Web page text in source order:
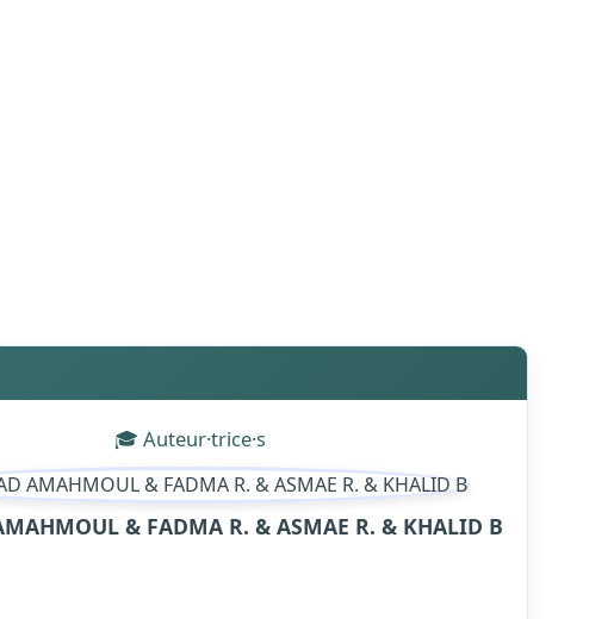
🎓 Auteur·trice·s
& FADMA R. & ASMAE R. & KHALID B